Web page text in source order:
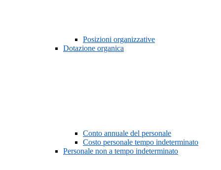
Posizioni organizzative
Dotazione organica
Conto annuale del personale
Costo personale tempo indeterminato
Personale non a tempo indeterminato